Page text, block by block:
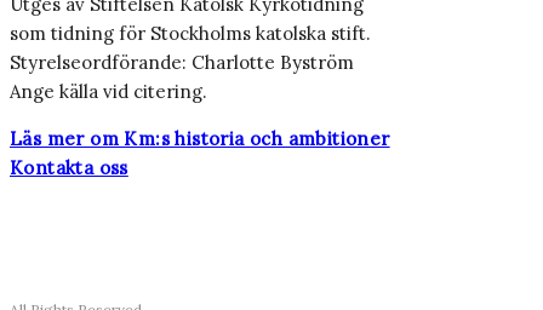
som tidning för Stockholms katolska stift.
Styrelseordförande: Charlotte Byström
Ange källa vid citering.
Läs mer om Km:s historia och ambitioner
Kontakta oss